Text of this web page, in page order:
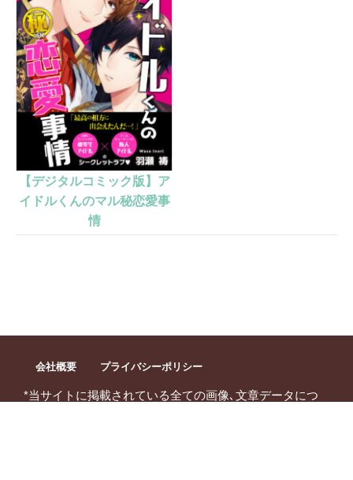
【デジタルコミック版】ア
イドルくんのマル秘恋愛事
情
会社概要 プライバシーポリシー
*当サイトに掲載されている全ての画像､文章データにつ